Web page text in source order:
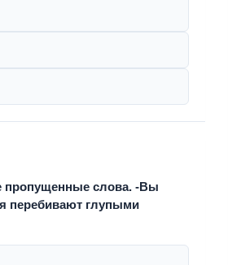
пропущенные слова. -Вы
перебивают глупыми